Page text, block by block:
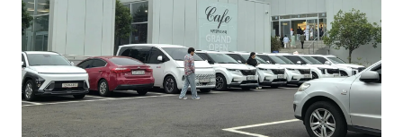
이미루
이옥겸
이인우
임아라